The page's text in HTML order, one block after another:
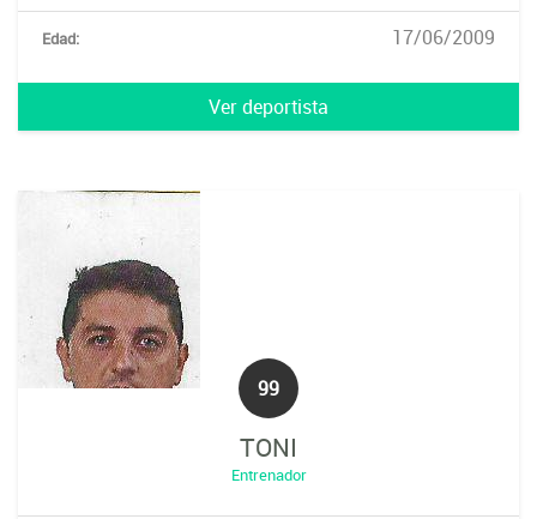
Edad: 17/06/2009
Ver deportista
99
TONI
Entrenador